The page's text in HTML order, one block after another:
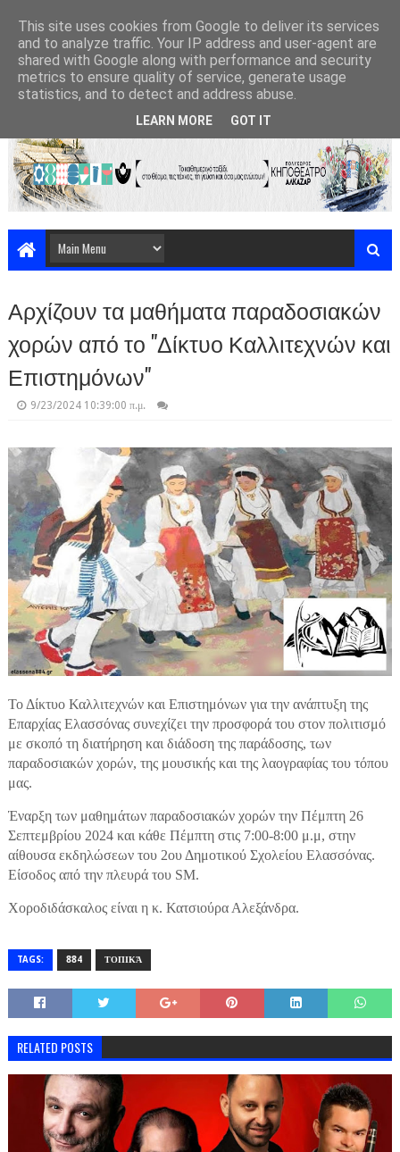
Αρχίζουν τα μαθήματα παραδοσιακών
χορών από το "Δίκτυο Καλλιτεχνών και
Επιστημόνων"
9/23/2024 10:39:00 π.μ.
Το Δίκτυο Καλλιτεχνών και Επιστημόνων για την ανάπτυξη της
Επαρχίας Ελασσόνας συνεχίζει την προσφορά του στον πολιτισμό
με σκοπό τη διατήρηση και διάδοση της παράδοσης, των
παραδοσιακών χορών, της μουσικής και της λαογραφίας του τόπου
μας.
Έναρξη των μαθημάτων παραδοσιακών χορών την Πέμπτη 26
Σεπτεμβρίου 2024 και κάθε Πέμπτη στις 7:00-8:00 μ.μ, στην
αίθουσα εκδηλώσεων του 2ου Δημοτικού Σχολείου Ελασσόνας.
Είσοδος από την πλευρά του SM.
Χοροδιδάσκαλος είναι η κ. Κατσιούρα Αλεξάνδρα.
TAGS: 884 ΤΟΠΙΚΆ
RELATED POSTS
This site uses cookies from Google to deliver its services
and to analyze traffic. Your IP address and user-agent are
shared with Google along with performance and security
metrics to ensure quality of service, generate usage
statistics, and to detect and address abuse.
LEARN MORE GOT IT